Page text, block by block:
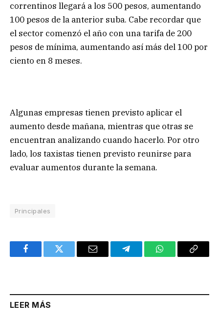
correntinos llegará a los 500 pesos, aumentando
100 pesos de la anterior suba. Cabe recordar que
el sector comenzó el año con una tarifa de 200
pesos de mínima, aumentando así más del 100 por
ciento en 8 meses.
Algunas empresas tienen previsto aplicar el
aumento desde mañana, mientras que otras se
encuentran analizando cuando hacerlo. Por otro
lado, los taxistas tienen previsto reunirse para
evaluar aumentos durante la semana.
Principales
FacebookTwitter Email TelegramWhatsAppCopy
LEER MÁS